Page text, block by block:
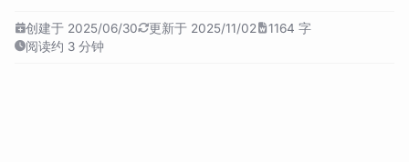
创建于 2025/06/30 更新于 2025/11/02
1164 字
阅读约 3 分钟